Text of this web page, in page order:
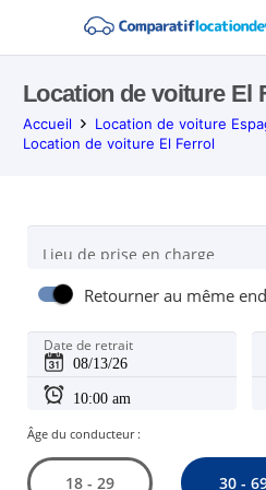
Location de voiture El
Accueil
Location de voiture
Location de voiture El Ferrol
Lieu de prise en charge
Retourner au même
Date de retrait
Âge du conducteur :
18 - 29 30 -